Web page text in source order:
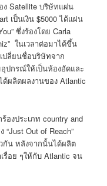
Satellite บริษัทแผ่น
เป็นเงิน $5000 ได้แผ่น
ซึ่งร้องโดย Carla
ในเวลาต่อมาได้ขึ้น
ปลี่ยนชื่อบริษัทจาก
ปกรณ์ให้เป็นห้องอัดและ
ผลิตผลงานของ Atlantic
องประเภท country and
“Just Out of Reach”
กัน หลังจากนั้นได้ผลิต
รื่อย ๆให้กับ Atlantic จน